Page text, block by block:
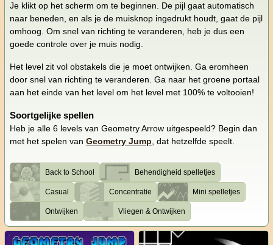
Je klikt op het scherm om te beginnen. De pijl gaat automatisch
naar beneden, en als je de muisknop ingedrukt houdt, gaat de pijl
omhoog. Om snel van richting te veranderen, heb je dus een
goede controle over je muis nodig.
Het level zit vol obstakels die je moet ontwijken. Ga eromheen
door snel van richting te veranderen. Ga naar het groene portaal
aan het einde van het level om het level met 100% te voltooien!
Soortgelijke spellen
Heb je alle 6 levels van Geometry Arrow uitgespeeld? Begin dan
met het spelen van Geometry Jump, dat hetzelfde speelt.
Back to School Behendigheid spelletjes
Casual Concentratie Mini spelletjes
Ontwijken Vliegen & Ontwijken